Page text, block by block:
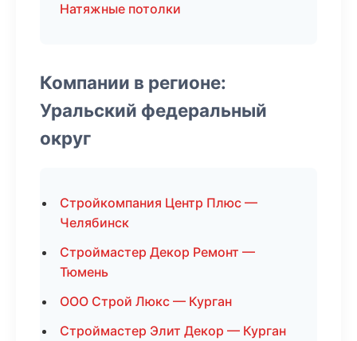
Натяжные потолки
Компании в регионе:
Уральский федеральный
округ
Стройкомпания Центр Плюс —
Челябинск
Строймастер Декор Ремонт —
Тюмень
ООО Строй Люкс — Курган
Строймастер Элит Декор — Курган